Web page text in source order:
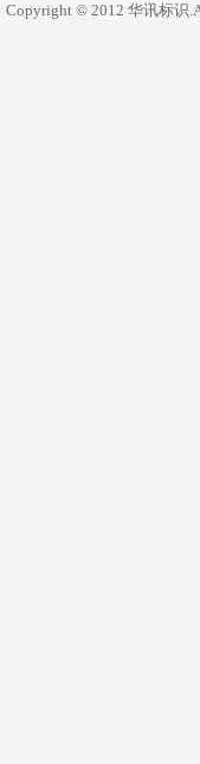
Copyright © 2012 华讯标识